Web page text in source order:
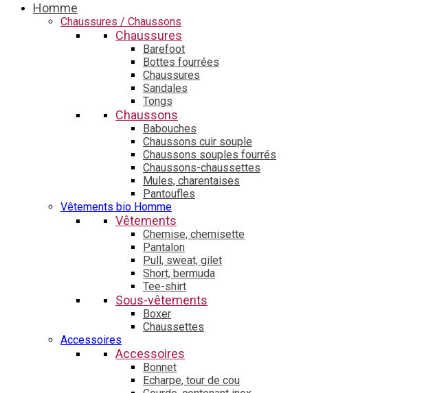
Homme
Chaussures / Chaussons
Chaussures
Barefoot
Bottes fourrées
Chaussures
Sandales
Tongs
Chaussons
Babouches
Chaussons cuir souple
Chaussons souples fourrés
Chaussons-chaussettes
Mules, charentaises
Pantoufles
Vêtements bio Homme
Vêtements
Chemise, chemisette
Pantalon
Pull, sweat, gilet
Short, bermuda
Tee-shirt
Sous-vêtements
Boxer
Chaussettes
Accessoires
Accessoires
Bonnet
Echarpe, tour de cou